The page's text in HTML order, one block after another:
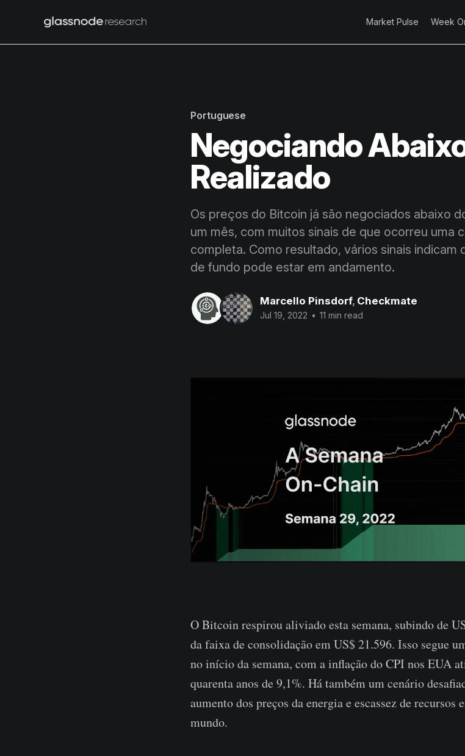
Market Pulse Week
Portuguese
Negociando
Realizado
Os preços do Bitcoin já são negociados abaixo
um mês, com muitos sinais de que ocorreu uma
completa. Como resultado, vários sinais indicam
de fundo pode estar em andamento.
Marcello Pinsdorf, Checkmate
Jul 19, 2022 • 11 min read
O Bitcoin respirou aliviado esta semana, subindo de
da faixa de consolidação em US$ 21.596. Isso segue
no início da semana, com a inflação do CPI nos EUA
quarenta anos de 9,1%. Há também um cenário
aumento dos preços da energia e escassez de recursos
mundo.